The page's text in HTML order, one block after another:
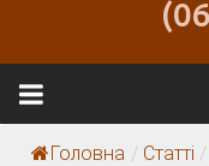
Меблі
АртісГоловна / Статті /